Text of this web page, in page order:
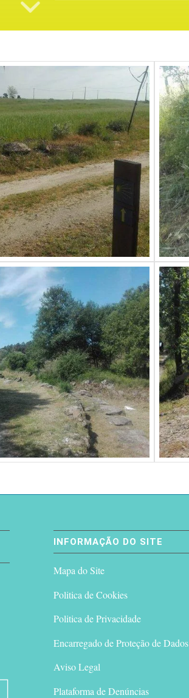
INFORMAÇÃO DO SITE
Mapa do Site
Politica de Cookies
Politica de Privacidade
Encarregado de Proteção de Dados
Aviso Legal
Plataforma de Denúncias